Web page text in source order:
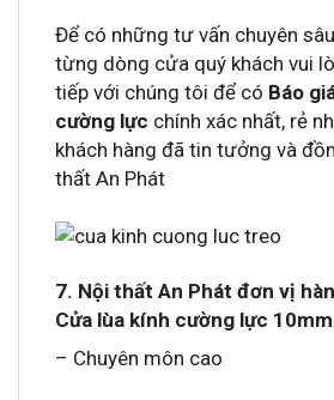
Để có những tư vấn chuyên
từng dòng cửa quý khách vui
tiếp với chúng tôi để có Báo
cường lực chính xác nhất, rẻ
khách hàng đã tin tưởng và
thất An Phát
7. Nội thất An Phát đơn vị
Cửa lùa kính cường lực
– Chuyên môn cao